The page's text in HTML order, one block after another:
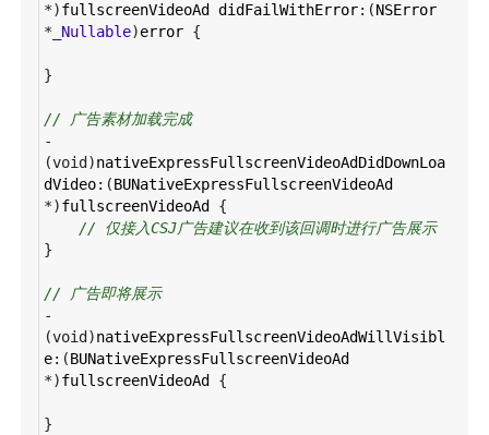
*)fullscreenVideoAd didFailWithError:(NSError
* _Nullable)error {
}
// 广告素材加载完成
-
(void )nativeExpressFullscreenVideoAdDidDownLoa
dVideo:(BUNativeExpressFullscreenVideoAd
*)fullscreenVideoAd
{
// 仅接入CSJ广告建议在收到该回调时进行广告展示
}
// 广告即将展示
-
(void )nativeExpressFullscreenVideoAdWillVisibl
e:(BUNativeExpressFullscreenVideoAd
*)fullscreenVideoAd {
}